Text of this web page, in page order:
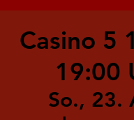
Casino 5
19:00
So., 23.